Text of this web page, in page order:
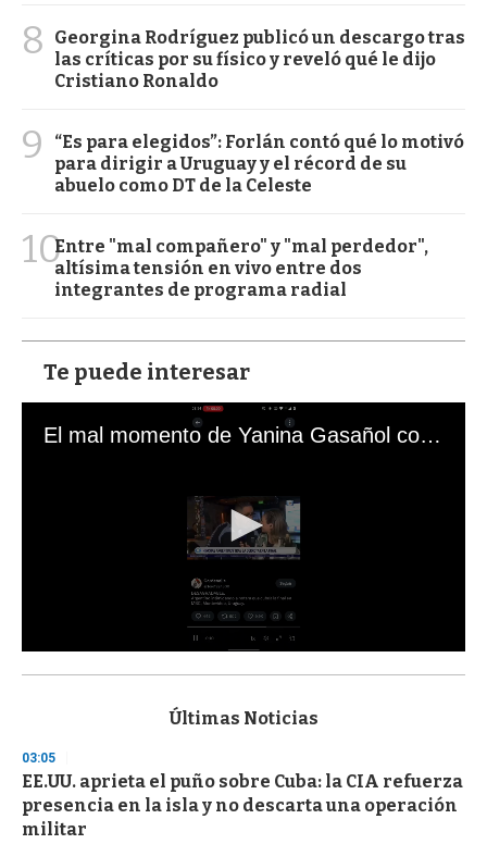
8
Georgina Rodríguez publicó un descargo tras
las críticas por su físico y reveló qué le dijo
Cristiano Ronaldo
9
“Es para elegidos”: Forlán contó qué lo motivó
para dirigir a Uruguay y el récord de su
abuelo como DT de la Celeste
10Entre "mal compañero" y "mal perdedor",
altísima tensión en vivo entre dos
integrantes de programa radial
Te puede interesar
El mal momento de Yanina Gasañol con un hincha argentino en "Subrayado"
s
d
s
o
f
3
Últimas Noticias
03:05
EE.UU. aprieta el puño sobre Cuba: la CIA refuerza
presencia en la isla y no descarta una operación
militar